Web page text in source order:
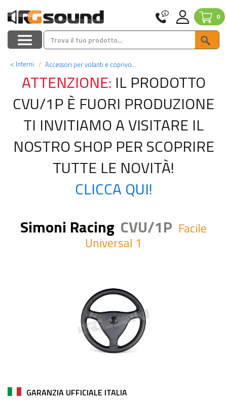
0
< Interni Accessori per volanti e coprivolanti
ATTENZIONE: IL PRODOTTO
CVU/1P È FUORI PRODUZIONE
TI INVITIAMO A VISITARE IL
NOSTRO SHOP PER SCOPRIRE
TUTTE LE NOVITÀ!
CLICCA QUI!
Simoni Racing CVU/1P Facile
Universal 1
GARANZIA UFFICIALE ITALIA